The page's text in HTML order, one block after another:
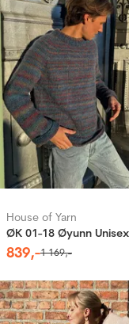
House of Yarn
ØK 01-18 Øyunn
839,-1 169,-